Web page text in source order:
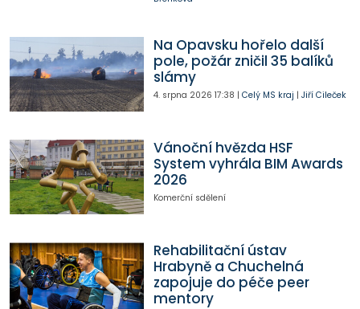
Na Opavsku hořelo další
pole, požár zničil 35 balíků
slámy
4. srpna 2026 17:38 | Celý MS kraj | Jiří Cileček
Vánoční hvězda HSF
System vyhrála BIM Awards
2026
Komerční sdělení
Rehabilitační ústav
Hrabyně a Chuchelná
zapojuje do péče peer
mentory